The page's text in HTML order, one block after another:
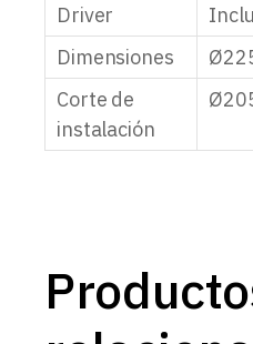
Driver
Dimensiones
Corte de
instalación